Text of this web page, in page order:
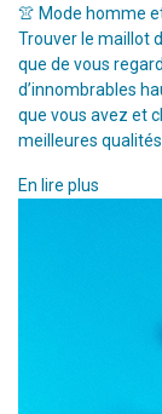
👚 Mode homme
Trouver le maillot
que de vous
d’innombrables
que vous avez et
meilleures
En lire plus